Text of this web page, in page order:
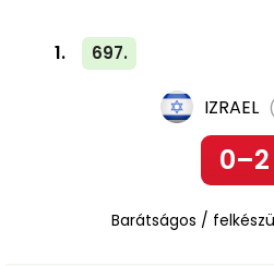
1. 697.
IZRAEL
0–2
Barátságos /